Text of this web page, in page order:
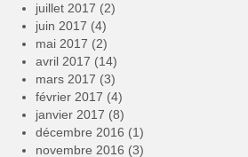
juillet 2017 (2)
juin 2017 (4)
mai 2017 (2)
avril 2017 (14)
mars 2017 (3)
février 2017 (4)
janvier 2017 (8)
décembre 2016 (1)
novembre 2016 (3)